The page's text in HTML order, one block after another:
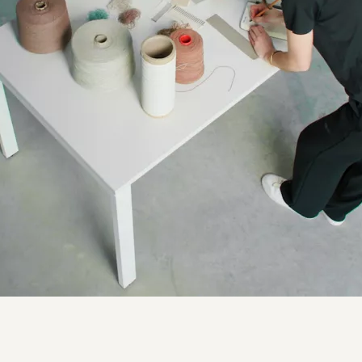
Ferrari Group – Film nouveau
Corporate Promotionnel